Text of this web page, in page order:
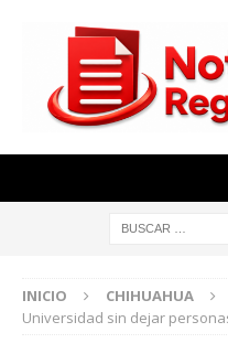
INICIO CHIHUAHUA
Universidad sin dejar